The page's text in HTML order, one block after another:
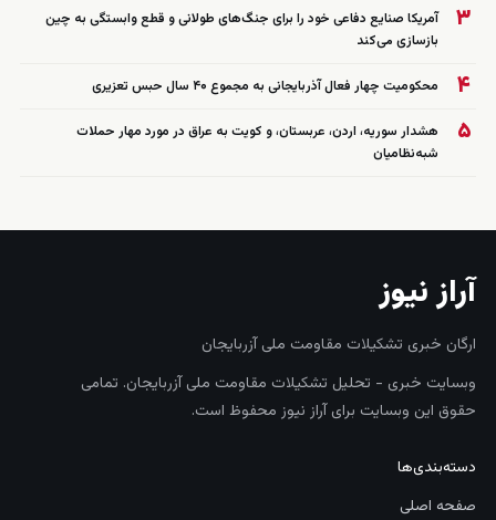
۳
آمریکا صنایع دفاعی خود را برای جنگ‌های طولانی و قطع وابستگی به چین
بازسازی می‌کند
۴ محکومیت چهار فعال آذربایجانی به مجموع ۴۰ سال حبس تعزیری
۵
هشدار سوریه، اردن، عربستان، و کویت به عراق در مورد مهار حملات
شبه‌نظامیان
آراز نیوز
ارگان خبری تشکیلات مقاومت ملی آزربایجان
وبسایت خبری - تحلیل تشکیلات مقاومت ملی آزربایجان. تمامی
حقوق این وبسایت برای آراز نیوز محفوظ است.
دسته‌بندی‌ها
صفحه اصلی